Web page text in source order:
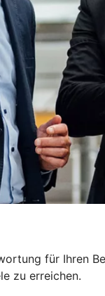
für Ihren
zu erreichen.